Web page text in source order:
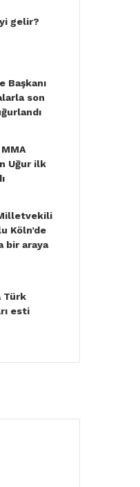
g
a
m
k
gelir?
Başkanı
son
Uğur ilk
Köln’de
bir araya
Türk
esti